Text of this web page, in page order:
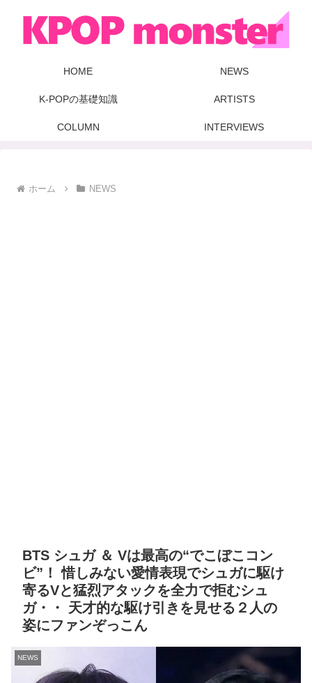
HOME NEWS
K-POPの基礎知識 ARTISTS
COLUMN INTERVIEWS
ホーム NEWS
BTS シュガ ＆ Vは最高の“でこぼこコン
ビ”！ 惜しみない愛情表現でシュガに駆け
寄るVと猛烈アタックを全力で拒むシュ
ガ・・ 天才的な駆け引きを見せる２人の
姿にファンぞっこん
NEWS